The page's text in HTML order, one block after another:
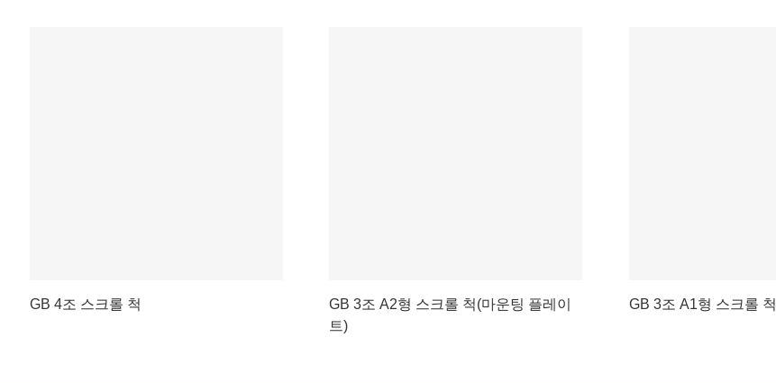
GB 4조 스크롤 척
GB 3조 A2형 스크롤 척(마운팅 플레이
트)
GB 3조 A1형 스크롤 척